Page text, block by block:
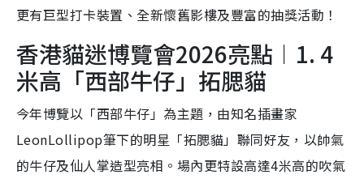
更有巨型打卡裝置、全新懷舊影樓及豐富的抽獎活動！
香港貓迷博覽會2026亮點︱1. 4
米高「西部牛仔」拓腮貓
今年博覽以「西部牛仔」為主題，由知名插畫家
LeonLollipop筆下的明星「拓腮貓」聯同好友，以帥氣
的牛仔及仙人掌造型亮相。場內更特設高達4米高的吹氣